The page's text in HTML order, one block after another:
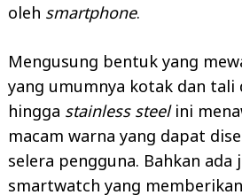
oleh smartphone.
Mengusung bentuk yang
yang umumnya kotak dan tali
hingga stainless steelini
macam warna yang dapat
selera pengguna. Bahkan ada
smartwatch yang